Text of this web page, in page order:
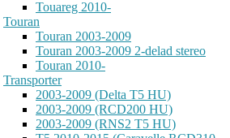
Touareg 2010-
Touran
Touran 2003-2009
Touran 2003-2009 2-delad stereo
Touran 2010-
Transporter
2003-2009 (Delta T5 HU)
2003-2009 (RCD200 HU)
2003-2009 (RNS2 T5 HU)